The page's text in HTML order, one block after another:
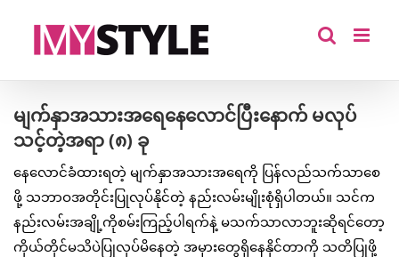
မျက်နှာအသားအရေနေလောင်ပြီးနောက် မလုပ်
သင့်တဲ့အရာ (၈) ခု
နေလောင်ခံထားရတဲ့ မျက်နှာအသားအရေကို ပြန်လည်သက်သာစေ
ဖို့ သဘာဝအတိုင်းပြုလုပ်နိုင်တဲ့ နည်းလမ်းမျိုးစုံရှိပါတယ်။ သင်က
နည်းလမ်းအချို့ကိုစမ်းကြည့်ပါရက်နဲ့ မသက်သာလာဘူးဆိုရင်တော့
ကိုယ်တိုင်မသိပဲပြုလုပ်မိနေတဲ့ အမှားတွေရှိနေနိုင်တာကို သတိပြုဖို့